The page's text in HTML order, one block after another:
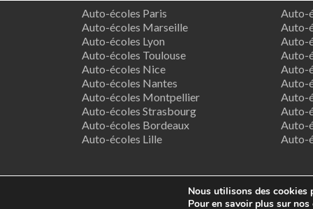
Auto-écoles Paris
Auto-écoles Marseille
Auto-écoles Lyon
Auto-écoles Toulouse
Auto-écoles Nice
Auto-écoles Nantes
Auto-écoles Montpellier
Auto-écoles Strasbourg
Auto-écoles Bordeaux
Auto-écoles Lille
Auto-
Auto-
Auto-
Auto-
Auto-
Auto-
Auto-
Auto-
Auto-
Auto-
Nous utilisons des cookies
Pour en savoir plus sur